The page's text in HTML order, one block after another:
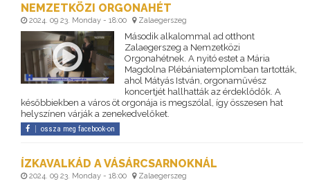
NEMZETKÖZI ORGONAHÉT
2024. 09 23. Monday - 18:00 Zalaegerszeg
Második alkalommal ad otthont
Zalaegerszeg a Nemzetközi
Orgonahétnek. A nyitó estet a Mária
Magdolna Plébániatemplomban tartották,
ahol Mátyás István, orgonaművész
koncertjét hallhatták az érdeklődők. A
későbbiekben a város öt orgonája is megszólal, így összesen hat
helyszínen várják a zenekedvelőket.
ossza meg facebook-on
ÍZKAVALKÁD A VÁSÁRCSARNOKNÁL
2024. 09 23. Monday - 18:00 Zalaegerszeg